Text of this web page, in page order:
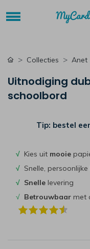
Collecties Anet
Uitnodiging
schoolbord
Tip: bestel
√ Kies uit mooie
√ Snelle, persoonlijke
√ Snelle levering
√ Betrouwbaar met